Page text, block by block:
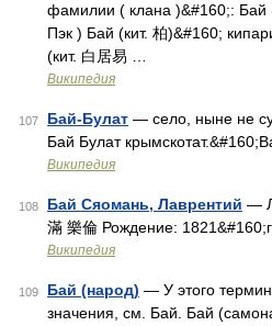
фамилии ( клана )&#160;: Бай
Пэк ) Бай (кит. 柏)&#160;
(кит. 白居易 …
Википедия
107 Бай-Булат — село, ныне не
Бай Булат
Википедия
108 Бай Сяомань, Лаврентий —
滿 樂倫 Рождение:
Википедия
109 Бай (народ) — У этого
значения, см. Бай. Бай